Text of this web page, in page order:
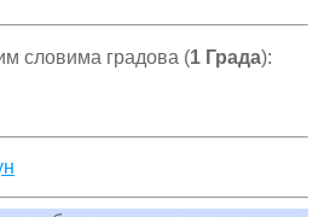
словима градова (1 Града):